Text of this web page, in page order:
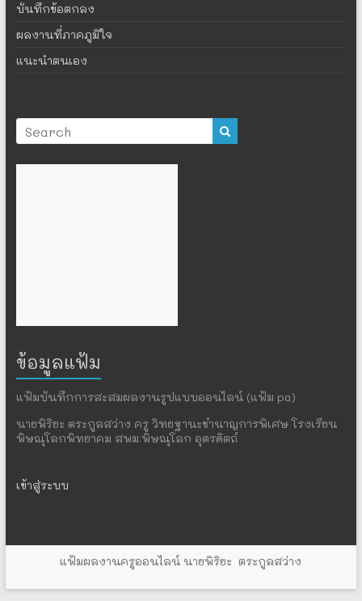
บันทึกข้อตกลง
ผลงานที่ภาคภูมิใจ
แนะนำตนเอง
ข้อมูลแฟ้ม
แฟ้มบันทึกการสะสมผลงานรูปแบบออนไลน์ (แฟ้ม pa)
นายพิริยะ ตระกูลสว่าง ครู วิทยฐานะชำนาญการพิเศษ โรงเรียน
พิษณุโลกพิทยาคม สพม.พิษณุโลก อุตรดิตถ์
เข้าสู่ระบบ
แฟ้มผลงานครูออนไลน์ นายพิริยะ ตระกูลสว่าง